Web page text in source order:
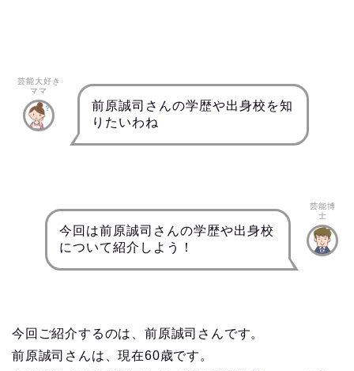
芸能大好き
ママ
前原誠司さんの学歴や出身校を知
りたいわね
今回は前原誠司さんの学歴や出身校
について紹介しよう！
芸能博
士
今回ご紹介するのは、前原誠司さんです。
前原誠司さんは、現在60歳です。